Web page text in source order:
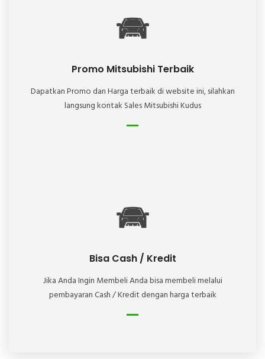
Promo Mitsubishi Terbaik
Dapatkan Promo dan Harga terbaik di website ini, silahkan
langsung kontak Sales Mitsubishi Kudus
Bisa Cash / Kredit
Jika Anda Ingin Membeli Anda bisa membeli melalui
pembayaran Cash / Kredit dengan harga terbaik